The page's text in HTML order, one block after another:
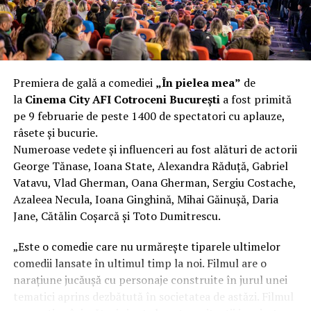
funcționalitate reală.
Aluminiul, pe scurt: ușor,
rezistent la coroziune, dar cu
nuanțe
Aluminiul e materialul care apare primul în conversație
când cineva caută un pavilion ușor. Și pe bună dreptate.
Densitatea aluminiului e de aproximativ 2,7 g/cm³, față
de circa 7,8 g/cm³ pentru oțel. Practic, la un volum
identic, aluminiul cântărește cam o treime din greutatea
oțelului. Pentru oricine transportă, montează și
demontează frecvent o structură, diferența asta se
simte enorm.
Un alt avantaj greu de ignorat e rezistența naturală la
coroziune. Aluminiul formează un strat subțire de oxid
Premiera de gală a comediei „În pielea mea” de
la Cinema City AFI Cotroceni Bucureștia fost primită
pe 9 februarie de peste 1400 de spectatori cu aplauze,
râsete și bucurie.
Numeroase vedete și influenceri au fost alături de actorii
George Tănase, Ioana State, Alexandra Răduță, Gabriel
Vatavu, Vlad Gherman, Oana Gherman, Sergiu Costache,
Azaleea Necula, Ioana Ginghină, Mihai Găinușă, Daria
Jane, Cătălin Coșarcă și Toto Dumitrescu.
„Este o comedie care nu urmărește tiparele ultimelor
comedii lansate în ultimul timp la noi. Filmul are o
narațiune jucăușă cu personaje construite în jurul unei
tematici aprins dezbătută în societatea de astăzi. Filmul